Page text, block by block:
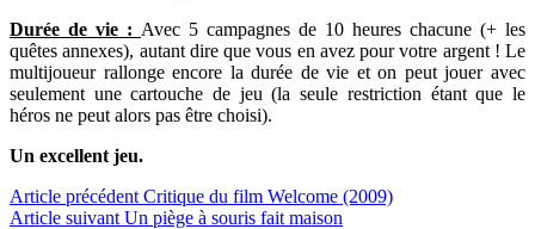
Durée de vie : Avec 5 campagnes de 10 heures chacune (+ les
quêtes annexes), autant dire que vous en avez pour votre argent ! Le
multijoueur rallonge encore la durée de vie et on peut jouer avec
seulement une cartouche de jeu (la seule restriction étant que le
héros ne peut alors pas être choisi).
Un excellent jeu.
Article précédent Critique du film Welcome (2009)
Article suivant Un piège à souris fait maison